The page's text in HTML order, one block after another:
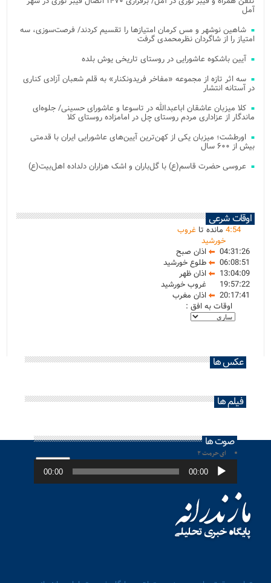
آمل
شاهین نوشهر و مس کرمان امتیازها را تقسیم کردند/ فرصت‌سوزی، سه
امتیاز را از شاگردان نظرمحمدی گرفت
آیین باشکوه عاشورایی در روستای تاریخی یوش بلده
سه اثر تازه از مجموعه «مفاخر فریدونکنار» به قلم شعبان آزادی کناری
در آستانه انتشار
کلا میزبان عاشقان اباعبدالله در تاسوعا و عاشورای حسینی/ جلوه‌ای
ماندگار از عزاداری مردم روستای چل در امامزاده روستای کلا
اورطشت؛ میزبان یکی از کهن‌ترین آیین‌های عاشورایی ایران با قدمتی
بیش از ۶۰۰ سال
عروسی حضرت قاسم(ع) با گل‌باران و اشک هزاران دلداده اهل‌بیت(ع)
اوقات شرعی
4:54 مانده تاغروب
خورشید
04:31:26
اذان صبح
06:08:51
طلوع خورشید
13:04:09
اذان ظهر
19:57:22
غروب خورشید
20:17:41
اذان مغرب
اوقات به افق :
عکس ها
فیلم ها
صوت ها
ای حرمت ۲
پخش‌کننده
صوت 00:00
00:00